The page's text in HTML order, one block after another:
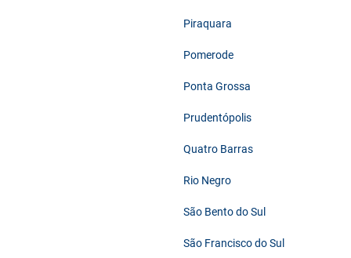
Piraquara
Pomerode
Ponta Grossa
Prudentópolis
Quatro Barras
Rio Negro
São Bento do Sul
São Francisco do Sul